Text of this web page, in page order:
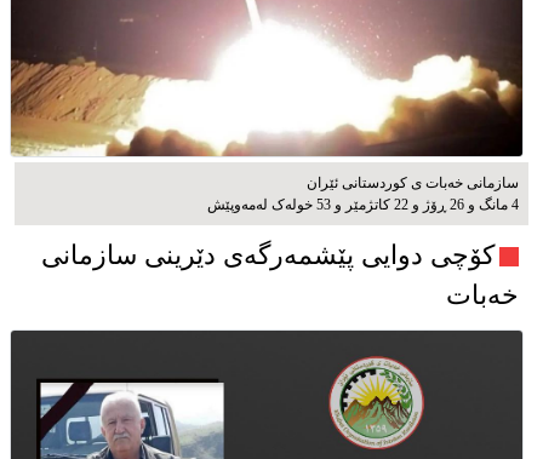
سازمانی خەبات ی کوردستانی ئێران
4 مانگ و 26 ڕۆژ و 22 کاتژمێر و 53 خوله‌ک له‌مه‌وپێش‌
کۆچی دوایی پێشمەرگەی دێرینی سازمانی
خەبات